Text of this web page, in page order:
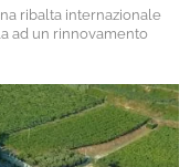
ribalta internazionale
ad un rinnovamento